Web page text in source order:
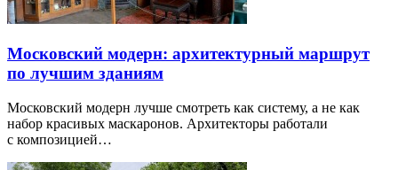
Московский модерн: архитектурный маршрут
по лучшим зданиям
Московский модерн лучше смотреть как систему, а не как
набор красивых маскаронов. Архитекторы работали
с композицией…